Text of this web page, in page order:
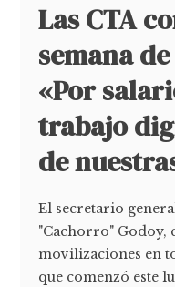
Las CTA
semana
«Por
trabajo
de
El secretario
"Cachorro" Godoy,
movilizaciones en
que comenzó este